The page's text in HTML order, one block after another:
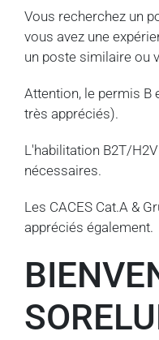
Vous recherchez un
vous avez une
un poste similaire ou
Attention, le permis B
très appréciés).
L'habilitation B2T/
nécessaires.
Les CACES Cat.A &
appréciés également.